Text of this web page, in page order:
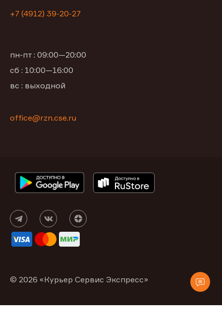
+7 (4912) 39-20-27
пн-пт : 09:00—20:00
сб : 10:00—16:00
вс : выходной
office@rzn.cse.ru
© 2026 «Курьер Сервис Экспресс»